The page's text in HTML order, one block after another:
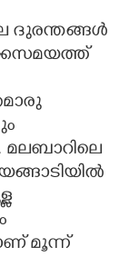
ദുരന്തങ്ങൾ
മൂന്ന്